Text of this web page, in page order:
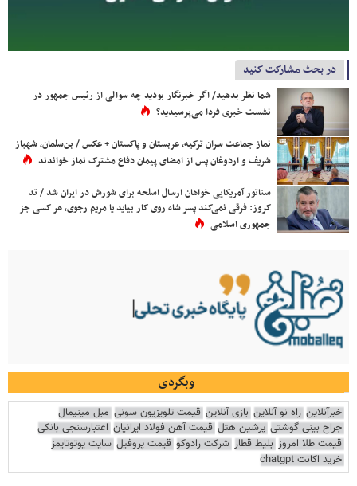
در بحث مشارکت کنید
شما نظر بدهید/ اگر خبرنگار بودید چه سوالی از رئیس جمهور در
نشست خبری فردا می‌پرسیدید؟
نماز جماعت سران ترکیه، عربستان و پاکستان + عکس / بن‌سلمان، شهباز
شریف و اردوغان پس از امضای پیمان دفاع مشترک نماز خواندند
سناتور آمریکایی خواهان ارسال اسلحه برای شورش در ایران شد / تد
کروز: فرقی نمی‌کند پسر شاه روی کار بیاید یا مریم رجوی، هر کسی جز
جمهوری اسلامی
وبگردی
خبرآنلاین راه نو آنلاین بازی آنلاین قیمت تلویزیون سونی مبل مینیمال
جراح بینی گوشتی پرشین هتل قیمت آهن فولاد ایرانیان اعتبارسنجی بانکی
قیمت طلا امروز بلیط قطار شرکت رادوکو قیمت پروفیل سایت یوتوتایمز
خرید اکانت chatgpt